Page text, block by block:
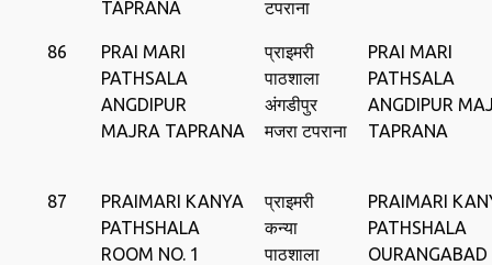
TAPRANA
टपराना
86
PRAI MARI
PATHSALA
ANGDIPUR
MAJRA TAPRANA
प्राइमरी
पाठशाला
अंगडीपुर
मजरा टपराना
PRAI MARI
PATHSALA
ANGDIPUR
TAPRANA
87
PRAIMARI KANYA
PATHSHALA
ROOM NO. 1
प्राइमरी
कन्या
पाठशाला
PRAIMARI
PATHSHALA
OURANGABAD